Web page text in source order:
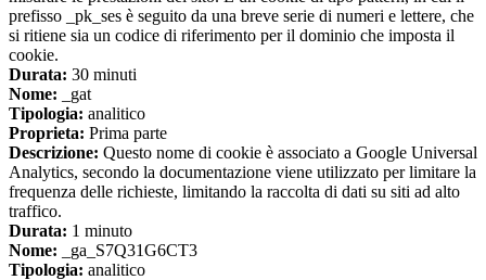
prefisso _pk_ses è seguito da una breve serie di numeri e lettere, che
si ritiene sia un codice di riferimento per il dominio che imposta il
cookie.
Durata: 30 minuti
Nome: _gat
Tipologia: analitico
Proprieta: Prima parte
Descrizione: Questo nome di cookie è associato a Google Universal
Analytics, secondo la documentazione viene utilizzato per limitare la
frequenza delle richieste, limitando la raccolta di dati su siti ad alto
traffico.
Durata: 1 minuto
Nome: _ga_S7Q31G6CT3
Tipologia: analitico